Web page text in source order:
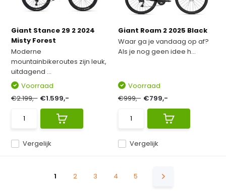
Giant Stance 29 2 2024
Misty Forest
Moderne
mountainbikeroutes zijn leuk,
uitdagend ...
Vergelijk
Voorraad
€2.199,- €1.599,-
Giant Roam 2 2025 Black
Waar ga je vandaag op af?
Als je nog geen idee h...
Vergelijk
Voorraad
€999,- €799,-
1 2 3 4 5